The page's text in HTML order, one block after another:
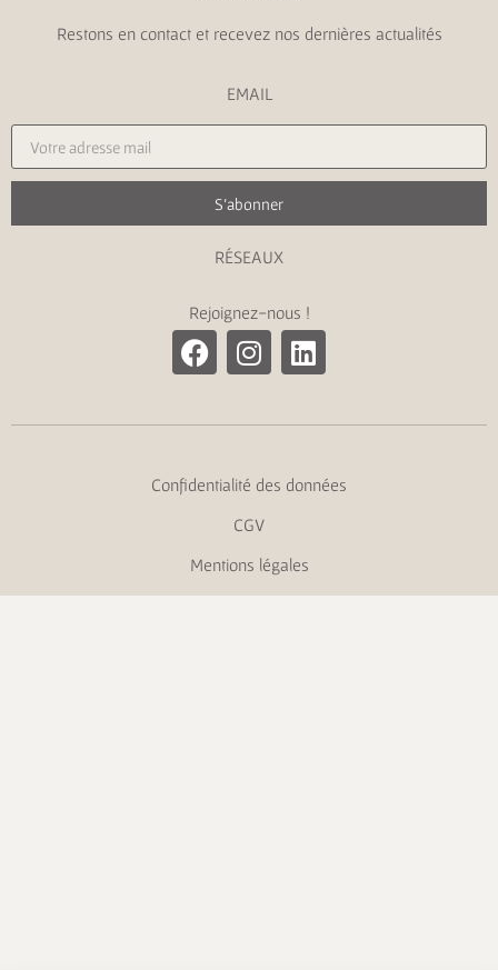
Restons en contact et recevez nos dernières actualités
EMAIL
S'abonner
RÉSEAUX
Rejoignez-nous !
Confidentialité des données
CGV
Mentions légales